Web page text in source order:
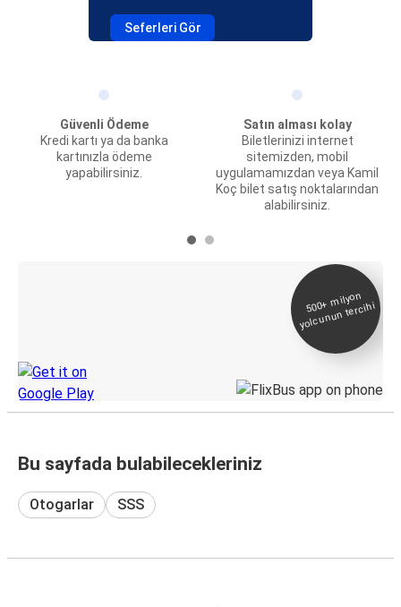
Seferleri Gör
Güvenli Ödeme
Kredi kartı ya da banka
kartınızla ödeme
yapabilirsiniz.
Satın alması kolay
Biletlerinizi internet
sitemizden, mobil
uygulamamızdan veya Kamil
Koç bilet satış noktalarından
alabilirsiniz.
500+
milyon
yolcunun tercihi
Bu sayfada bulabilecekleriniz
Otogarlar SSS